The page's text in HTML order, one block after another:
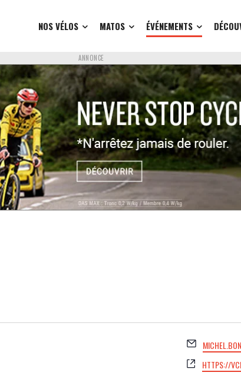
NOS VÉLOS MATOS ÉVÉNEMENTS
ANNONCE
EMAIL
SITE
WEB
HTTPS://